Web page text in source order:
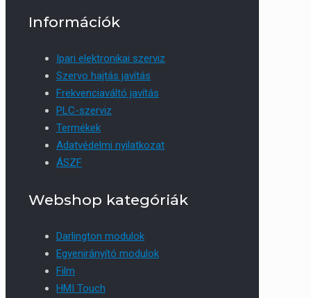
Információk
Ipari elektronikai szerviz
Szervo hajtás javítás
Frekvenciaváltó javítás
PLC-szerviz
Termékek
Adatvédelmi nyilatkozat
ÁSZF
Webshop kategóriák
Darlington modulok
Egyenirányító modulok
Film
HMI Touch